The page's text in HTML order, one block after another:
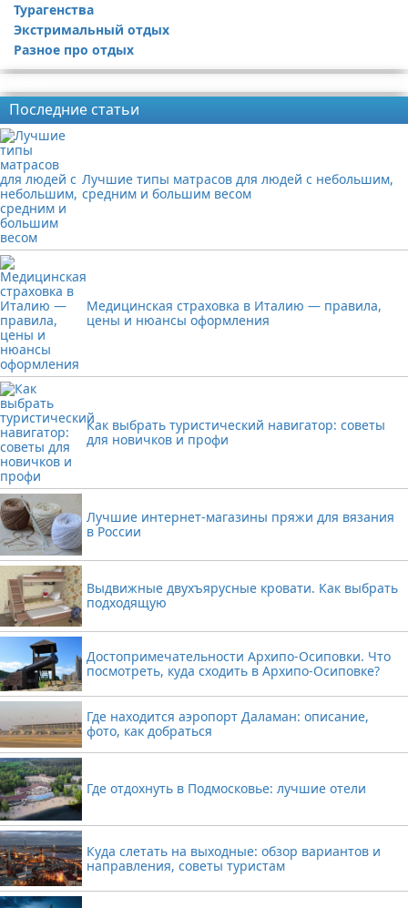
Турагенства
Экстримальный отдых
Разное про отдых
Последние статьи
Лучшие типы матрасов для людей с небольшим,
средним и большим весом
Медицинская страховка в Италию — правила,
цены и нюансы оформления
Как выбрать туристический навигатор: советы
для новичков и профи
Лучшие интернет-магазины пряжи для вязания
в России
Выдвижные двухъярусные кровати. Как выбрать
подходящую
Достопримечательности Архипо-Осиповки. Что
посмотреть, куда сходить в Архипо-Осиповке?
Где находится аэропорт Даламан: описание,
фото, как добраться
Где отдохнуть в Подмосковье: лучшие отели
Куда слетать на выходные: обзор вариантов и
направления, советы туристам